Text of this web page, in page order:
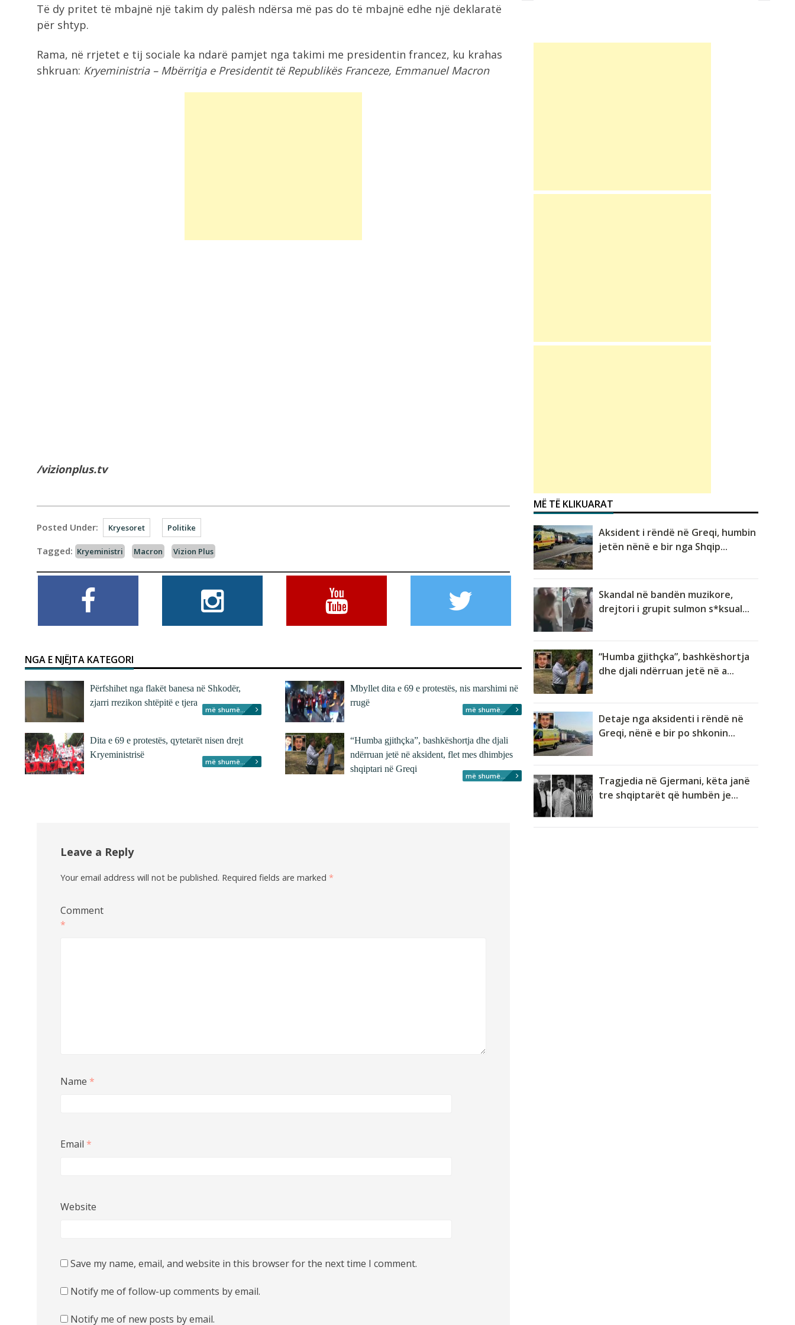
Të dy pritet të mbajnë një takim dy palësh ndërsa më pas do të mbajnë edhe një deklaratë
për shtyp.
Rama, në rrjetet e tij sociale ka ndarë pamjet nga takimi me presidentin francez, ku krahas
shkruan: Kryeministria – Mbërritja e Presidentit të Republikës Franceze, Emmanuel Macron
/vizionplus.tv
Posted Under: Kryesoret Politike
Tagged: Kryeministri Macron Vizion Plus
NGA E NJËJTA KATEGORI
Përfshihet nga flakët banesa në Shkodër,
zjarri rrezikon shtëpitë e tjera
më shumë...
Mbyllet dita e 69 e protestës, nis marshimi në
rrugë
më shumë...
Dita e 69 e protestës, qytetarët nisen drejt
Kryeministrisë
më shumë...
“Humba gjithçka”, bashkëshortja dhe djali
ndërruan jetë në aksident, flet mes dhimbjes
shqiptari në Greqi
më shumë...
Leave a Reply
Your email address will not be published. Required fields are marked *
Comment
*
Name *
Email *
Website
Save my name, email, and website in this browser for the next time I comment.
Notify me of follow-up comments by email.
Notify me of new posts by email.
MË TË KLIKUARAT
Aksident i rëndë në Greqi, humbin
jetën nënë e bir nga Shqip...
Skandal në bandën muzikore,
drejtori i grupit sulmon s*ksual...
“Humba gjithçka”, bashkëshortja
dhe djali ndërruan jetë në a...
Detaje nga aksidenti i rëndë në
Greqi, nënë e bir po shkonin...
Tragjedia në Gjermani, këta janë
tre shqiptarët që humbën je...